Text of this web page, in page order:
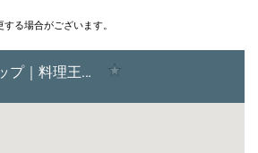
る場合がございます。